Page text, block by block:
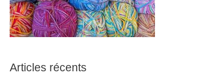
Articles récents